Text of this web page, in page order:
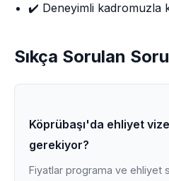
✔️ Deneyimli kadromuzla
Sıkça Sorulan
Köprübaşı'da ehliyet
gerekiyor?
Fiyatlar programa ve ehliyet